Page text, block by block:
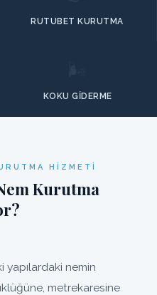
RUTUBET KURUTMA
KOKU GIDERME
HIZMETI
Kurutma
yapılardaki nemin
metrekaresine